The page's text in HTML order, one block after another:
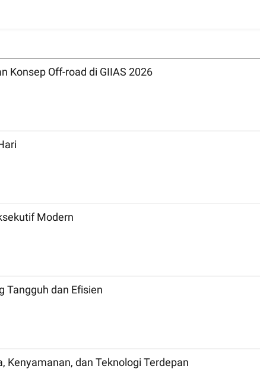
Konsep Off-road di GIIAS 2026
Modern
Tangguh dan Efisien
Kenyamanan, dan Teknologi Terdepan